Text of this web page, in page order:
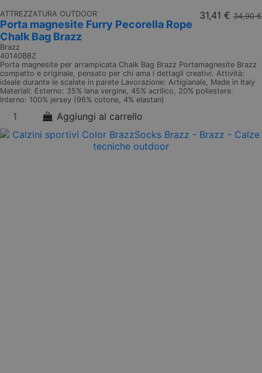
ATTREZZATURA OUTDOOR
Porta magnesite Furry Pecorella Rope
Chalk Bag Brazz
Brazz
40140B8Z
31,41 € 34,90 €
Porta magnesite per arrampicata Chalk Bag Brazz Portamagnesite Brazz
compatto e originale, pensato per chi ama i dettagli creativi. Attività:
ideale durante le scalate in parete Lavorazione: Artigianale, Made in Italy
Materiali: Esterno: 35% lana vergine, 45% acrilico, 20% poliestere.
Interno: 100% jersey (96% cotone, 4% elastan)
Aggiungi al carrello